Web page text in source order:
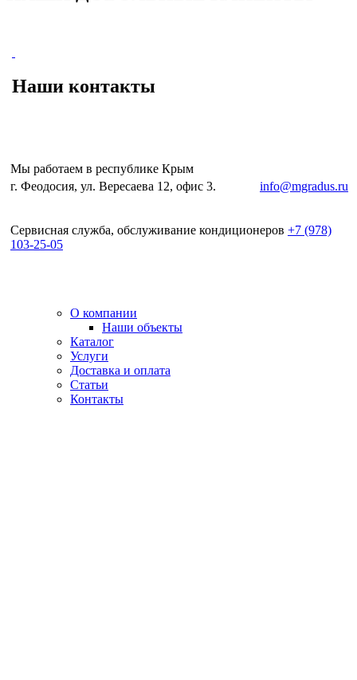
Наши контакты
Мы работаем в республике Крым
г. Феодосия, ул. Вересаева 12, офис 3.
info@mgradus.ru
Сервисная служба, обслуживание кондиционеров +7 (978)
103-25-05
О компании
Наши объекты
Каталог
Услуги
Доставка и оплата
Статьи
Контакты